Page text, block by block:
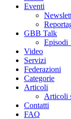
Eventi
GBB Talk
Episodi
Video
Servizi
Federazioni
Categorie
Articoli
Articoli
Contatti
FAQ